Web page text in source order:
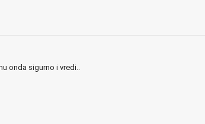
onda sigurno i vredi..